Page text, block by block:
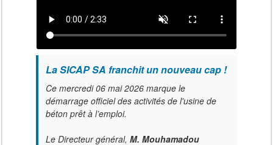
La SICAP SA franchit un nouveau cap !
Ce mercredi 06 mai 2026 marque le
démarrage officiel des activités de l'usine de
béton prêt à l’emploi.
Le Directeur général, M. Mouhamadou